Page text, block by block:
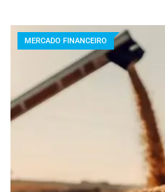
MERCADO FINANCEIRO